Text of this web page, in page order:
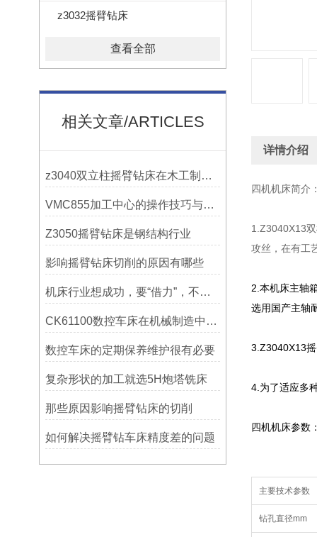
z3032摇臂钻床
查看全部
相关文章/ARTICLES
z3040双立柱摇臂钻床在木工制作中的应用
VMC855加工中心的操作技巧与维护指南
Z3050摇臂钻床是钢结构行业
影响摇臂钻床切削的原因有哪些
机床行业想成功，要“借力”，不要“尽力”！
CK61100数控车床在机械制造中的实际表现
数控车床的定期保养维护很有必要
复杂形状的加工就选5H炮塔铣床
那些原因影响摇臂钻床的切削
如何解决摇臂钻车床精度差的问题
详情介绍
四机机床简介
1.Z3040X13
攻丝，在有工
2.本机床主轴
选用国产主轴
3.Z3040X13
4.为了适应多
四机机床参数
主要技术参数
钻孔直径mm